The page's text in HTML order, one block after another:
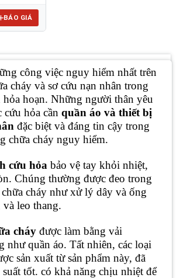
BÁO GIÁ
công việc nguy hiểm nhất trên
cháy và sơ cứu nạn nhân trong
hỏa hoạn. Những người thân yêu
cứu hỏa cần quần áo và thiết bị
đặc biệt và đáng tin cậy trong
chữa cháy nguy hiểm.
cứu hỏa bảo vệ tay khỏi nhiệt,
Chúng thường được đeo trong
cháy như xử lý dây và ống
leo thang.
cháy được làm bằng vải
như quần áo. Tất nhiên, các loại
sản xuất từ ​​sản phẩm này, đã
tốt. có khả năng chịu nhiệt để